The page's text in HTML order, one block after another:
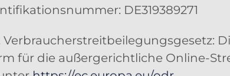
DE319389271
für die außergerichtliche Online-